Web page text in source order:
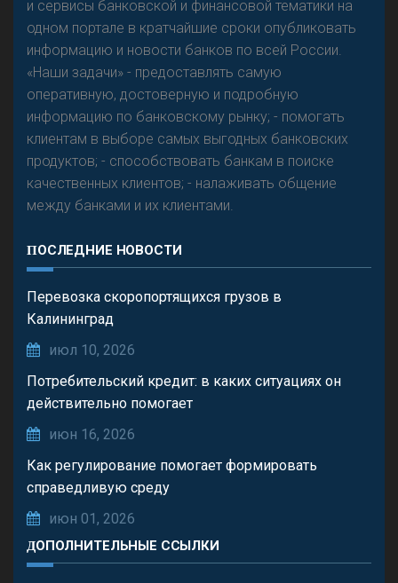
и сервисы банковской и финансовой тематики на
одном портале в кратчайшие сроки опубликовать
информацию и новости банков по всей России.
«Наши задачи» - предоставлять самую
оперативную, достоверную и подробную
информацию по банковскому рынку; - помогать
клиентам в выборе самых выгодных банковских
продуктов; - способствовать банкам в поиске
качественных клиентов; - налаживать общение
между банками и их клиентами.
ПОСЛЕДНИЕ НОВОСТИ
Перевозка скоропортящихся грузов в
Калининград
июл 10, 2026
Потребительский кредит: в каких ситуациях он
действительно помогает
июн 16, 2026
Как регулирование помогает формировать
справедливую среду
июн 01, 2026
ДОПОЛНИТЕЛЬНЫЕ ССЫЛКИ